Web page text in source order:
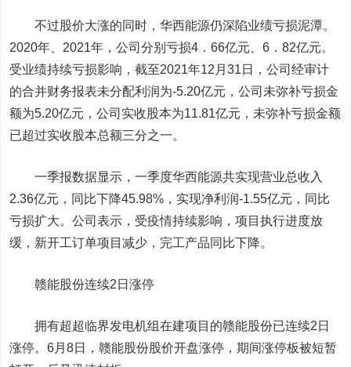
不过股价大涨的同时，华西能源仍深陷业绩亏损泥潭。
2020年、 2021年，公司分别亏损4 ．66亿元、6 ．82亿元。
受业绩持续亏损影响，截至2021年12月31日，公司经审计
的合并财务报表未分配利润为-5.20亿元，公司未弥补亏损金
额为5.20亿元，公司实收股本为11.81亿元，未弥补亏损金额
已超过实收股本总额三分之一。
一季报数据显示，一季度华西能源共实现营业总收入
2.36亿元，同比下降45.98%，实现净利润-1.55亿元，同比
亏损扩大。公司表示，受疫情持续影响，项目执行进度放
缓，新开工订单项目减少，完工产品同比下降。
赣能股份连续2 日涨停
拥有超超临界发电机组在建项目的赣能股份已连续2日
涨停。6月8日，赣能股份股价开盘涨停 ，期间涨停板被短暂